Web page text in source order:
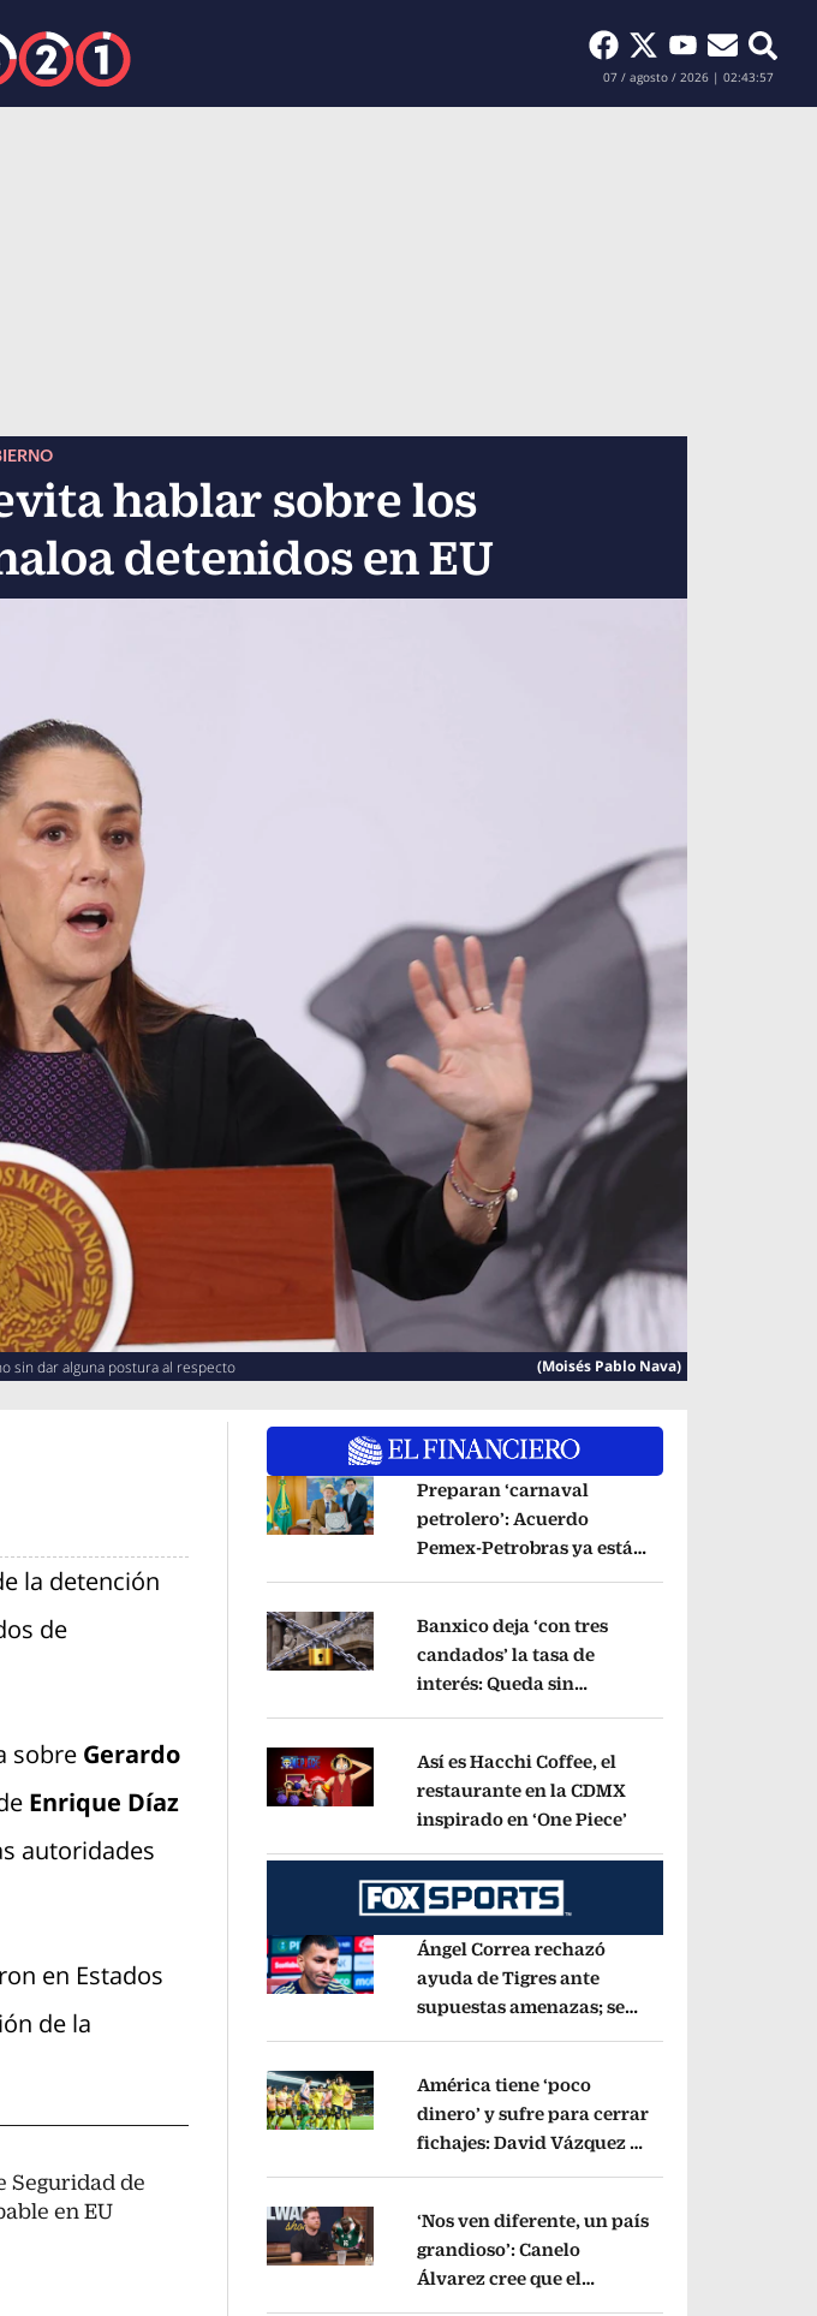
Buscar
07 / agosto / 2026 | 02:43:59
hablar sobre los
detenidos en EU
sin dar alguna postura al respecto (Moisés Pablo Nava)
la detención
de
sobre Gerardo
Enrique Díaz
autoridades
en Estados
de la
Seguridad de
en EU
Opens in new window
Preparan ‘carnaval
petrolero’: Acuerdo
Pemex-Petrobras ya está
Opens in new window
Banxico deja ‘con tres
candados’ la tasa de
interés: Queda sin
Opens in new window
Así es Hacchi Coffee, el
restaurante en la CDMX
inspirado en ‘One Piece’
Opens in new window
Ángel Correa rechazó
ayuda de Tigres ante
supuestas amenazas; se
Opens in new window
América tiene ‘poco
dinero’ y sufre para cerrar
fichajes: David Vázquez se
Opens in new window
‘Nos ven diferente, un país
grandioso’: Canelo
Álvarez cree que el